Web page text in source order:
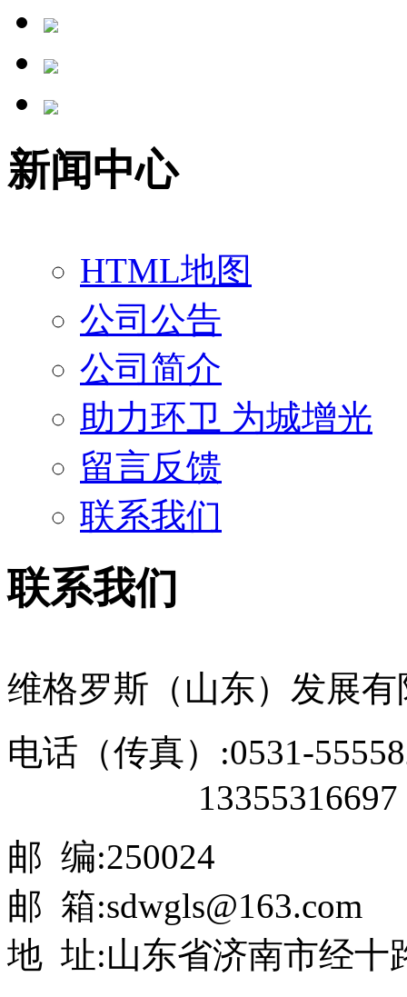
新闻中心
HTML地图
公司公告
公司简介
助力环卫 为城增光
留言反馈
联系我们
联系我们
维格罗斯（山东）发展有
电话（传真）:0531-
13355316697
邮 编:250024
邮 箱:sdwgls@163.com
地 址:山东省济南市经十